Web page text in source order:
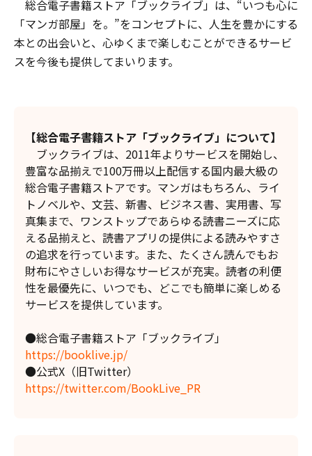
総合電子書籍ストア「ブックライブ」は、“いつも心に
「マンガ部屋」を。”をコンセプトに、人生を豊かにする
本との出会いと、心ゆくまで楽しむことができるサービ
スを今後も提供してまいります。
【総合電子書籍ストア「ブックライブ」について】
ブックライブは、2011年よりサービスを開始し、
豊富な品揃えで100万冊以上配信する国内最大級の
総合電子書籍ストアです。マンガはもちろん、ライ
トノベルや、文芸、新書、ビジネス書、実用書、写
真集まで、ワンストップであらゆる読書ニーズに応
える品揃えと、読書アプリの提供による読みやすさ
の追求を行っています。また、たくさん読んでもお
財布にやさしいお得なサービスが充実。読者の利便
性を最優先に、いつでも、どこでも簡単に楽しめる
サービスを提供しています。
●総合電子書籍ストア「ブックライブ」
https://booklive.jp/
●公式X（旧Twitter）
https://twitter.com/BookLive_PR